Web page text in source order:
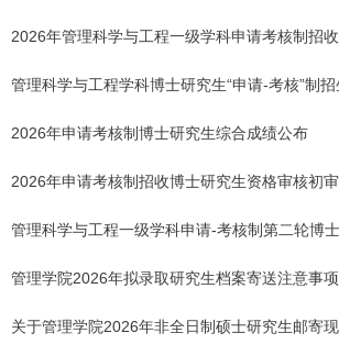
2026年申请考核制博士研究生综合成绩公布
管理学院2026年拟录取研究生档案寄送注意事项